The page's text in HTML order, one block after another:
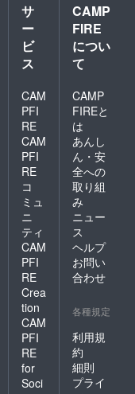
サ
ー
ビ
ス
CAM
PFI
RE
CAM
PFI
RE
コ
ミュ
ニ
ティ
CAM
PFI
RE
Crea
tion
CAM
PFI
RE
for
Soci
CAMP
FIRE
につい
て
CAMP
FIREと
は
あんし
ん・安
全への
取り組
み
ニュー
ス
ヘルプ
お問い
合わせ
各種規定
利用規
約
細則
プライ